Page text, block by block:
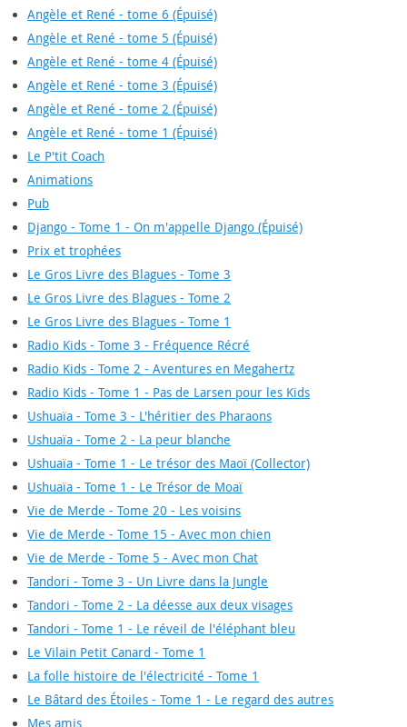
Angèle et René - tome 6 (Épuisé)
Angèle et René - tome 5 (Épuisé)
Angèle et René - tome 4 (Épuisé)
Angèle et René - tome 3 (Épuisé)
Angèle et René - tome 2 (Épuisé)
Angèle et René - tome 1 (Épuisé)
Le P'tit Coach
Animations
Pub
Django - Tome 1 - On m'appelle Django (Épuisé)
Prix et trophées
Le Gros Livre des Blagues - Tome 3
Le Gros Livre des Blagues - Tome 2
Le Gros Livre des Blagues - Tome 1
Radio Kids - Tome 3 - Fréquence Récré
Radio Kids - Tome 2 - Aventures en Megahertz
Radio Kids - Tome 1 - Pas de Larsen pour les Kids
Ushuaïa - Tome 3 - L'héritier des Pharaons
Ushuaïa - Tome 2 - La peur blanche
Ushuaïa - Tome 1 - Le trésor des Maoï (Collector)
Ushuaïa - Tome 1 - Le Trésor de Moaï
Vie de Merde - Tome 20 - Les voisins
Vie de Merde - Tome 15 - Avec mon chien
Vie de Merde - Tome 5 - Avec mon Chat
Tandori - Tome 3 - Un Livre dans la Jungle
Tandori - Tome 2 - La déesse aux deux visages
Tandori - Tome 1 - Le réveil de l'éléphant bleu
Le Vilain Petit Canard - Tome 1
La folle histoire de l'électricité - Tome 1
Le Bâtard des Étoiles - Tome 1 - Le regard des autres
Mes amis